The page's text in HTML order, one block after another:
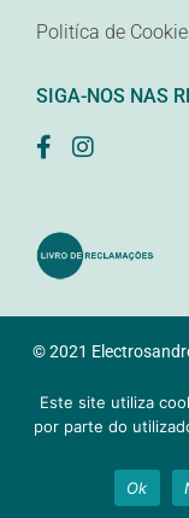
Politíca de
SIGA-NOS NAS
© 2021
Este site utiliza
por parte do
Ok